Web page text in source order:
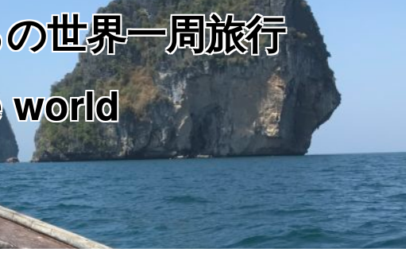
世界一周旅行
world